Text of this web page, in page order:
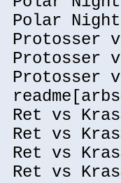
Polar
Protosser
Protosser
Protosser
Ret vs
Ret vs
Ret vs
Ret vs